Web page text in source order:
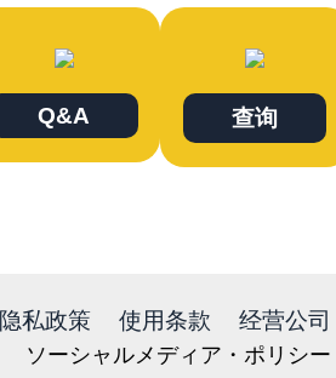
Q&A 查询
隐私政策 使用条款 经营公司
ソーシャルメディア・ポリシー